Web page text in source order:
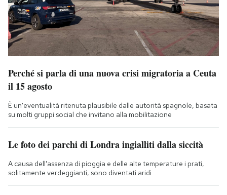
Perché si parla di una nuova crisi migratoria a Ceuta
il 15 agosto
È un'eventualità ritenuta plausibile dalle autorità spagnole, basata
su molti gruppi social che invitano alla mobilitazione
Le foto dei parchi di Londra ingialliti dalla siccità
A causa dell'assenza di pioggia e delle alte temperature i prati,
solitamente verdeggianti, sono diventati aridi